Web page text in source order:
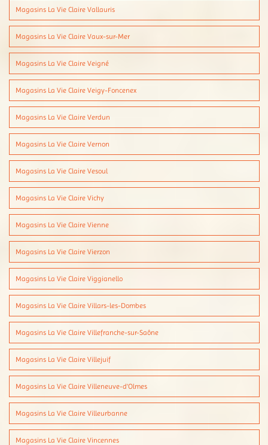
Magasins La Vie Claire Vallauris
Magasins La Vie Claire Vaux-sur-Mer
Magasins La Vie Claire Veigné
Magasins La Vie Claire Veigy-Foncenex
Magasins La Vie Claire Verdun
Magasins La Vie Claire Vernon
Magasins La Vie Claire Vesoul
Magasins La Vie Claire Vichy
Magasins La Vie Claire Vienne
Magasins La Vie Claire Vierzon
Magasins La Vie Claire Viggianello
Magasins La Vie Claire Villars-les-Dombes
Magasins La Vie Claire Villefranche-sur-Saône
Magasins La Vie Claire Villejuif
Magasins La Vie Claire Villeneuve-d'Olmes
Magasins La Vie Claire Villeurbanne
Magasins La Vie Claire Vincennes